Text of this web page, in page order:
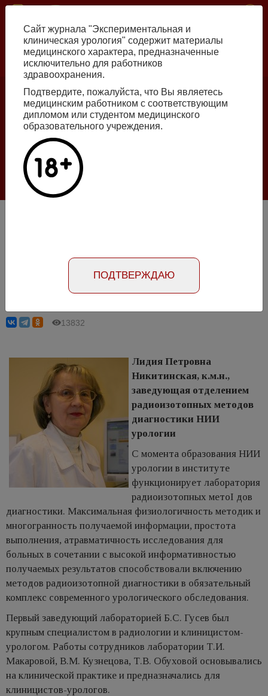
Перейти
основному
содержанию
Номер №2, 2026
Галлюцинации больших языковых моделей
в клинической урологии
Номер №1, 2009
Никитинская Л.П.
13832
Лидия Петровна
Никитинская, к.м.н.,
заведующая отделением
радиоизотопных методов
диагностики НИИ
урологии
С момента образования НИИ
урологии в институте
функционирует лаборатория
радиоизотопных метоI дов
диагностики. Максимальная физиологичность методик и
многогранность получаемой информации, простота
выполнения, атравматичность исследования для
больных в сочетании с высокой информативностью
получаемых результатов способствовали включению
методов радиоизотопной диагностики в обязательный
комплекс современного урологического обследования.
Первый заведующий лабораторией Б.С. Гусев был
крупным специалистом в радиологии и клиницистом-
урологом. Работы сотрудников лаборатории Т.И.
Макаровой, В.М. Кузнецова, Т.В. Обуховой основывались
на клинической практике и предназначались для
клиницистов-урологов.
Сайт журнала "Экспериментальная и
клиническая урология" содержит материалы
медицинского характера, предназначенные
исключительно для работников
здравоохранения.
Подтвердите, пожалуйста, что Вы являетесь
медицинским работником с соответствующим
дипломом или студентом медицинского
образовательного учреждения.
ПОДТВЕРЖДАЮ